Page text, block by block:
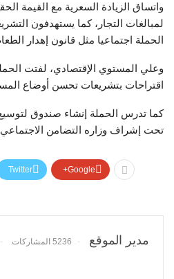
واتساق الزيادة السعرية مع القيمة
لمبالغات التجار، كما يستهدفون
الحملة اجتماعيا مثل قانون إهدار
وعلي المستوي الإقتصادي، لفتت
اقتراحات بتشريعات تحسن أوضاع
كما تدرس الحملة إنشاء صندوق
تحت إشراف وزاره التضامن
Twitter Google+
مدير الموقع 5236 المشاركات